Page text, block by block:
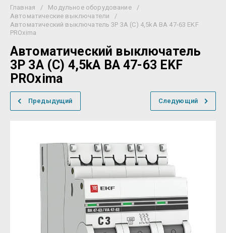
Главная / Модульное оборудование
/
Автоматические выключатели
/
Автоматический выключатель 3P 3А (C) 4,5kA ВА 47-63 EKF
PROxima
Автоматический выключатель
3P 3А (C) 4,5kA ВА 47-63 EKF
PROxima
Предыдущий Следующий